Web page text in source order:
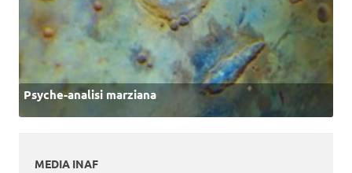
Psyche-analisi marziana
MEDIA INAF